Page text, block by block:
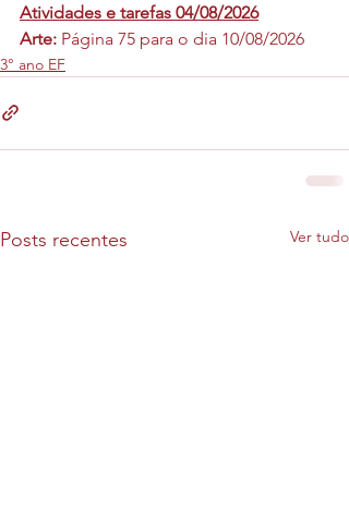
Atividades e tarefas 04/08/2026
Arte: Página 75 para o dia 10/08/2026
3° ano EF
Posts recentes Ver tudo